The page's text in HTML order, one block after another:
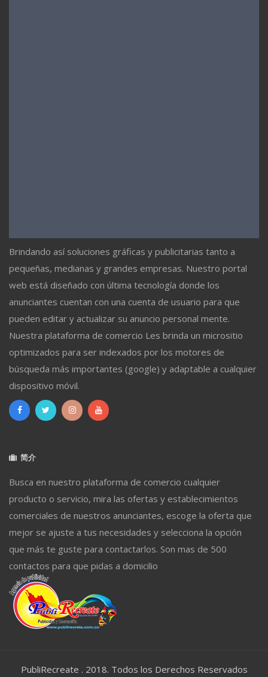
Brindando así soluciones gráficas y publicitarias tanto a
pequeñas, medianas y grandes empresas. Nuestro portal
web está diseñado con última tecnología donde los
anunciantes cuentan con una cuenta de usuario para que
pueden editar y actualizar su anuncio personal mente.
Nuestra plataforma de comercio Les brinda un micrositio
optimizados para ser indexados por los motores de
búsqueda más importantes (google) y adaptable a cualquier
dispositivo móvil.
简介
Busca en nuestro plataforma de comercio cualquier
producto o servicio, mira las ofertas y establecimientos
comerciales de nuestros anunciantes, escoge la oferta que
mejor se ajuste a tus necesidades y selecciona la opción
que más te guste para contactarlos. Son mas de 500
contactos para que pidas a domicilio
PubliRecreate . 2018. Todos los Derechos Reservados